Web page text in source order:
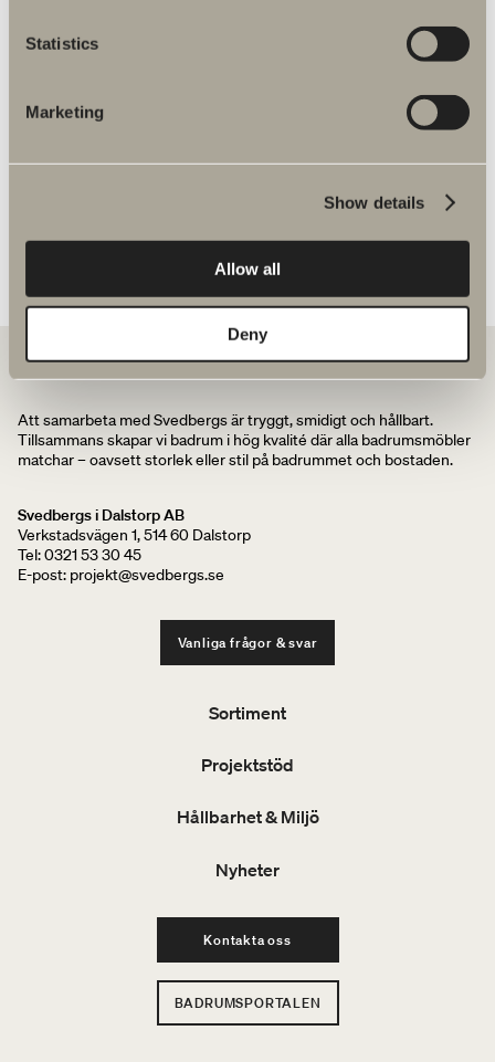
Statistics
Marketing
Show details
Allow all
Deny
Nytt case: Rakennusliike Lapti - Tammiston Emil
Svedbergs fullgör ett delmål i arbetet med att
minska klimatpåverkan
Nytt case: Sjösidan 2
Vi förlänger samarbetet
Att samarbeta med Svedbergs är tryggt, smidigt och hållbart.
Tillsammans skapar vi badrum i hög kvalité där alla badrumsmöbler
matchar – oavsett storlek eller stil på badrummet och bostaden.
Svedbergs i Dalstorp AB
Verkstadsvägen 1, 514 60 Dalstorp
Tel: 0321 53 30 45
E-post: projekt@svedbergs.se
Vanliga frågor & svar
Sortiment
Projektstöd
Hållbarhet & Miljö
Nyheter
Kontakta oss
BADRUMSPORTALEN